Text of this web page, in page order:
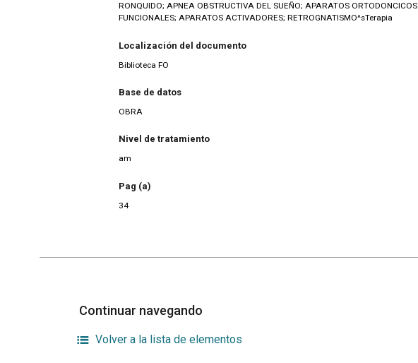
RONQUIDO; APNEA OBSTRUCTIVA DEL SUEÑO; APARATOS ORTODONCICOS
FUNCIONALES; APARATOS ACTIVADORES; RETROGNATISMO^sTerapia
Localización del documento
Biblioteca FO
Base de datos
OBRA
Nivel de tratamiento
am
Pag (a)
34
Continuar navegando
Volver a la lista de elementos